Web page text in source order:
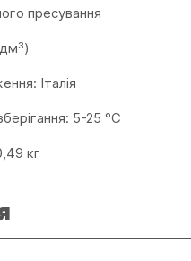
пресування
Італія
5-25 °C
кг